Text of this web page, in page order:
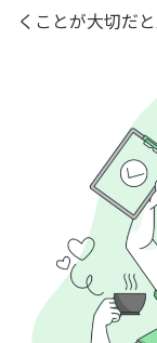
くことが大切だと